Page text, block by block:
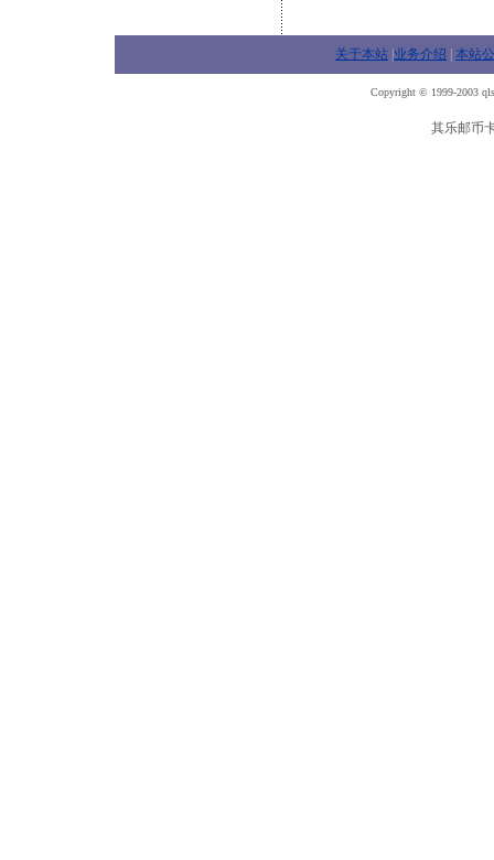
关于本站 业务介绍 本站
Copyright © 1999-2003
其乐邮币